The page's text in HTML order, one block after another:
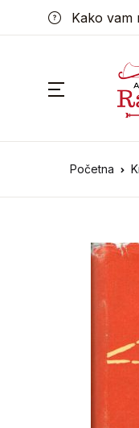
Kako vam
Početna